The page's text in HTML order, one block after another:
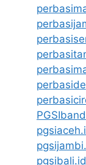
pgsibali.id